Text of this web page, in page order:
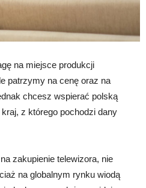
na miejsce produkcji
patrzymy na cenę oraz na
chcesz wspierać polską
z którego pochodzi dany
zakupienie telewizora, nie
na globalnym rynku wiodą